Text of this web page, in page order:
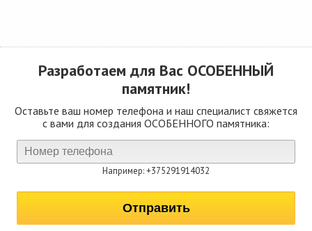
Разработаем для Вас ОСОБЕННЫЙ
памятник!
Оставьте ваш номер телефона и наш специалист свяжется
с вами для создания ОСОБЕННОГО памятника:
Например: +375291914032